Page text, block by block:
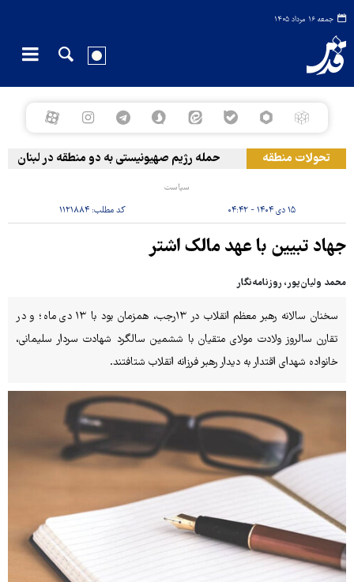
جمعه ۱۶ مرداد ۱۴۰۵
تحولات منطقه حمله رژیم صهیونیستی به دو منطقه در لبنان
سیاست
۱۵ دی ۱۴۰۴ - ۰۴:۴۲ کد مطلب: ۱۱۲۱۸۸۴
جهاد تبیین با عهد مالک اشتر
محمد ولیان‌پور، روزنامه‌نگار
سخنان سالانه رهبر معظم انقلاب در ۱۳رجب، همزمان بود با ۱۳ دی ‌ماه؛ و در
تقارن سالروز ولادت مولای متقیان با ششمین سالگرد شهادت سردار سلیمانی،
خانواده شهدای اقتدار به دیدار رهبر فرزانه انقلاب شتافتند.